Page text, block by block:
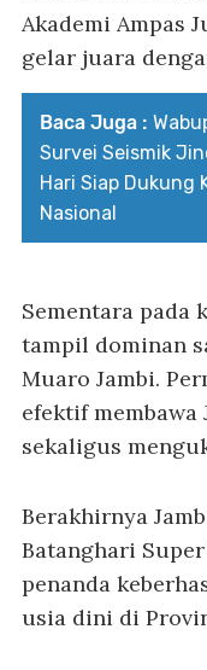
Akademi Ampas
gelar juara
Baca Juga :
Survei Seismik
Hari Siap Dukung
Nasional
Sementara pada
tampil dominan
Muaro Jambi.
efektif membawa
sekaligus
Berakhirnya
Batanghari
penanda
usia dini di